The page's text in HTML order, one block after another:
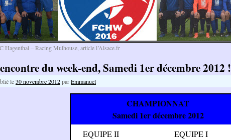
Hagenthal – Racing Mulhouse, article l’Alsace.fr
du week-end, Samedi 1er décembre 2012 !
le30 novembre 2012parEmmanuel
CHAMPIONNAT
Samedi 1er décembre 2012
EQUIPE II
EQUIPE I